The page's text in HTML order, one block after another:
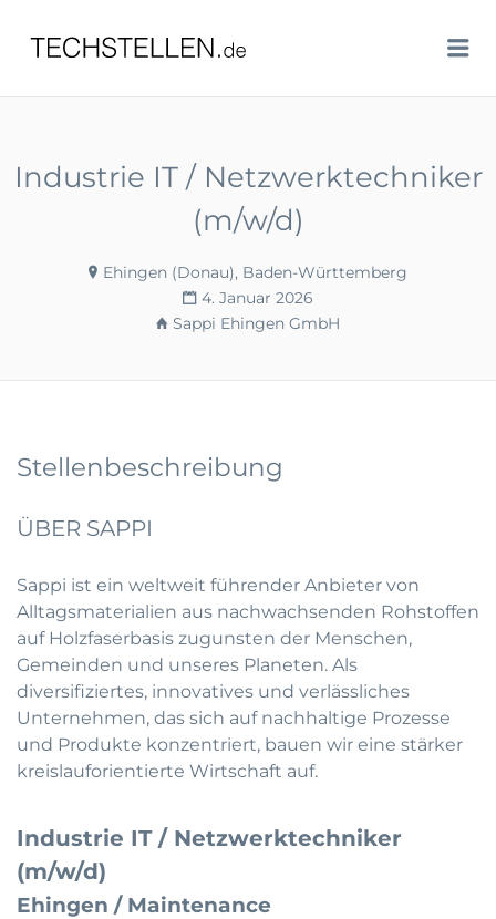
TECHSTELLEN.DE
Industrie IT / Netzwerktechniker
(m/w/d)
Ehingen (Donau), Baden-Württemberg
4. Januar 2026
Sappi Ehingen GmbH
Stellenbeschreibung
ÜBER SAPPI
Sappi ist ein weltweit führender Anbieter von
Alltagsmaterialien aus nachwachsenden Rohstoffen
auf Holzfaserbasis zugunsten der Menschen,
Gemeinden und unseres Planeten. Als
diversifiziertes, innovatives und verlässliches
Unternehmen, das sich auf nachhaltige Prozesse
und Produkte konzentriert, bauen wir eine stärker
kreislauforientierte Wirtschaft auf.
Industrie IT / Netzwerktechniker
(m/w/d)
Ehingen / Maintenance